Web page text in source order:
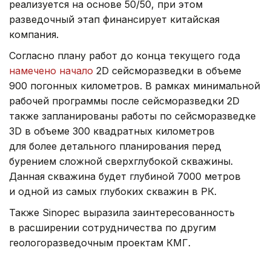
реализуется на основе 50/50, при этом
разведочный этап финансирует китайская
компания.
Согласно плану работ до конца текущего года
намечено начало 2D сейсморазведки в объеме
900 погонных километров. В рамках минимальной
рабочей программы после сейсморазведки 2D
также запланированы работы по сейсморазведке
3D в объеме 300 квадратных километров
для более детального планирования перед
бурением сложной сверхглубокой скважины.
Данная скважина будет глубиной 7000 метров
и одной из самых глубоких скважин в РК.
Также Sinopec выразила заинтересованность
в расширении сотрудничества по другим
геологоразведочным проектам КМГ.